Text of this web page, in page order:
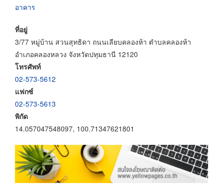
อาคาร
ที่อยู่
3/77 หมู่บ้าน สวนสุทธิดา ถนนเลียบคลองห้า ตำบลคลองห้า
อำเภอคลองหลวง จังหวัดปทุมธานี 12120
โทรศัพท์
02-573-5612
แฟกซ์
02-573-5613
พิกัด
14.057047548097, 100.71347621801